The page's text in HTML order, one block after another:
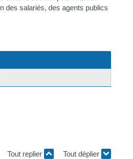
des salariés, des agents publics
Tout replier
Tout déplier